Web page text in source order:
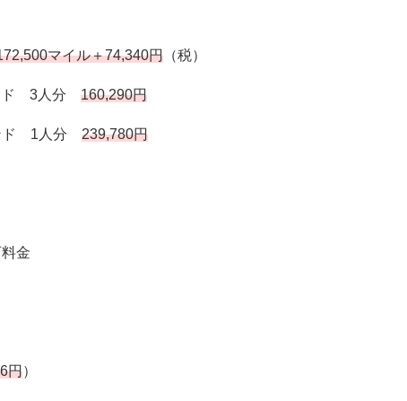
マイル＋74,340円 （税）
ド 3人分160,290円
ド 1人分239,780円
金
円）